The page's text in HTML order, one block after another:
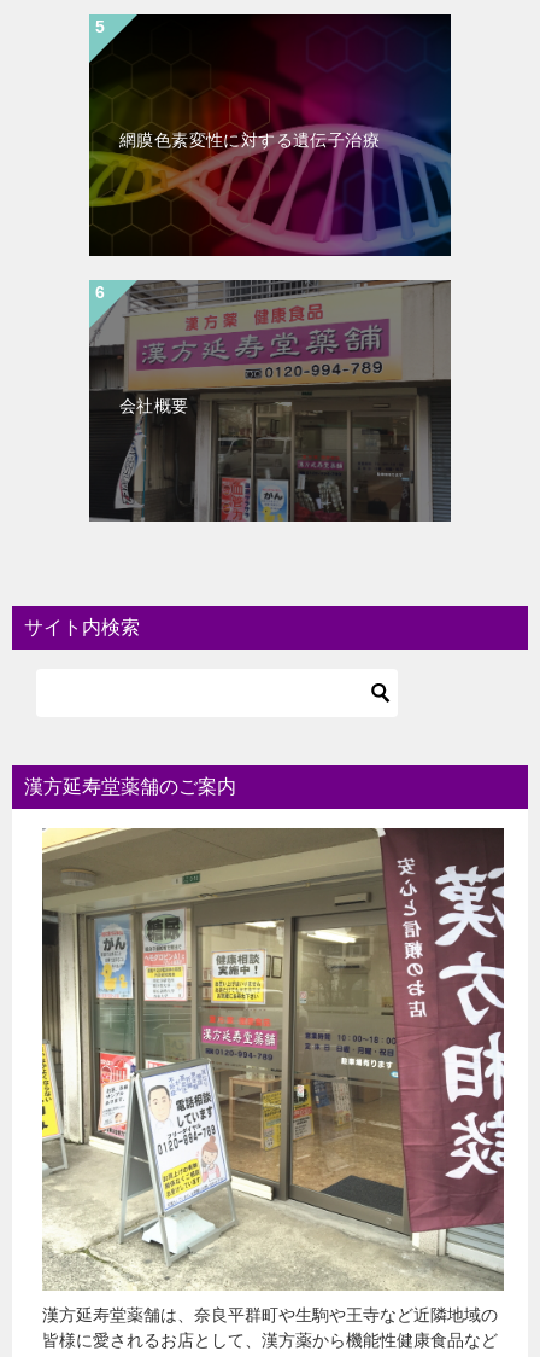
網膜色素変性に対する遺伝子治療
会社概要
サイト内検索
漢方延寿堂薬舗のご案内
漢方延寿堂薬舗は、奈良平群町や生駒や王寺など近隣地域の
皆様に愛されるお店として、漢方薬から機能性健康食品など